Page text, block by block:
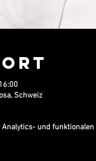
Schweiz
und